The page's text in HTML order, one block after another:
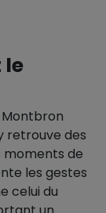
le
retrouve des
moments de
les gestes
celui du